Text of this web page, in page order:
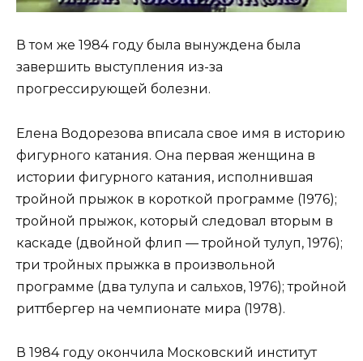
В том же 1984 году была вынуждена была
завершить выступления из-за
прогрессирующей болезни.
Елена Водорезова вписала свое имя в историю
фигурного катания. Она первая женщина в
истории фигурного катания, исполнившая
тройной прыжок в короткой программе (1976);
тройной прыжок, который следовал вторым в
каскаде (двойной флип — тройной тулуп, 1976);
три тройных прыжка в произвольной
программе (два тулупа и сальхов, 1976); тройной
риттбергер на чемпионате мира (1978).
В 1984 году окончила Московский институт